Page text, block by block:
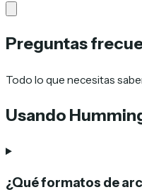
Preguntas
Todo lo que necesitas
Usando
¿Qué formatos de